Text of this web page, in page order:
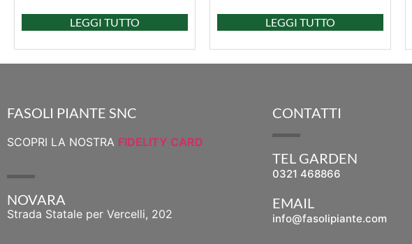
LEGGI TUTTO LEGGI TUTTO
FASOLI PIANTE SNC
SCOPRI LA NOSTRA FIDELITY CARD
NOVARA
Strada Statale per Vercelli, 202
CONTATTI
TEL GARDEN
0321 468866
EMAIL
info@fasolipiante.com